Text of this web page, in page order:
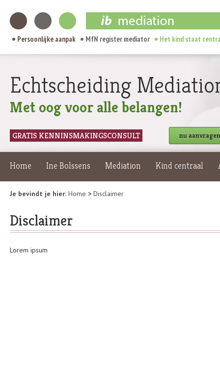
Persoonlijke aanpak MfN register mediator Het kind staat
Echtscheiding
Met oog voor alle belangen!
GRATIS KENNINSMAKINGSCONSULT nu aanvragen
Home Ine Bolssens Mediation Kind centraal
Je bevindt je hier: Home > Disclaimer
Disclaimer
Lorem ipsum